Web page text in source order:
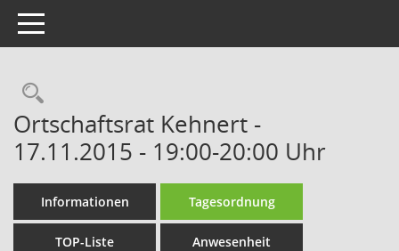
Toggle navigation
Rechercheauswahl
Ortschaftsrat Kehnert -
17.11.2015 - 19:00-20:00 Uhr
Informationen Tagesordnung
TOP-Liste Anwesenheit